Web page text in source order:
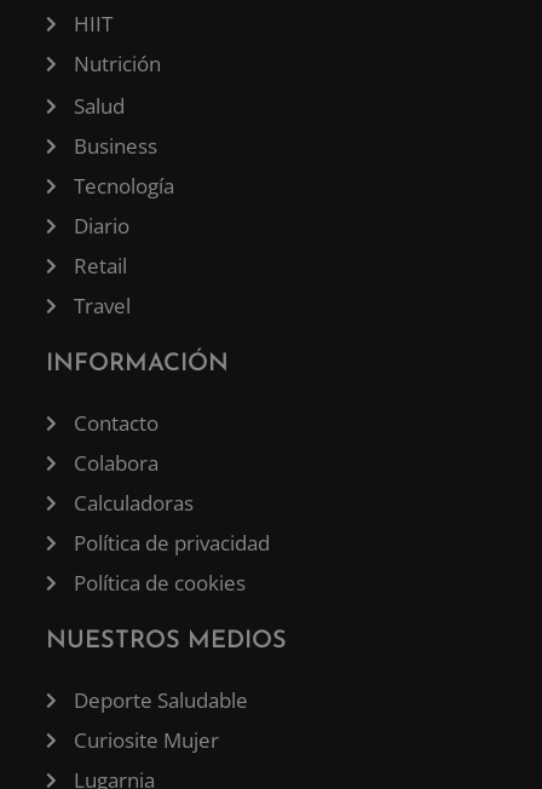
HIIT
Nutrición
Salud
Business
Tecnología
Diario
Retail
Travel
INFORMACIÓN
Contacto
Colabora
Calculadoras
Política de privacidad
Política de cookies
NUESTROS MEDIOS
Deporte Saludable
Curiosite Mujer
Lugarnia